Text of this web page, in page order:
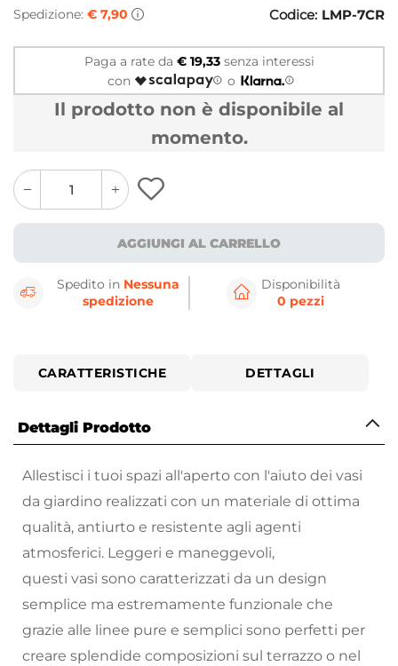
Spedizione: € 7,90 Codice: LMP-7CR
Paga a rate da € 19,33senza interessi
con
o
Il prodotto non è disponibile al
momento.
quantity
button
quantity
minus
button
AGGIUNGI AL CARRELLO
Spedito in Nessuna
spedizione
Disponibilità
0 pezzi
CARATTERISTICHE DETTAGLI
Dettagli Prodotto
Allestisci i tuoi spazi all'aperto con l'aiuto dei vasi
da giardino realizzati con un materiale di ottima
qualità, antiurto e resistente agli agenti
atmosferici. Leggeri e maneggevoli,
questi vasi sono caratterizzati da un design
semplice ma estremamente funzionale che
grazie alle linee pure e semplici sono perfetti per
creare splendide composizioni sul terrazzo o nel